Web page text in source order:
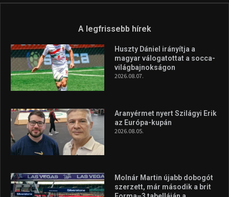
A legfrissebb hírek
Huszty Dániel irányítja a
magyar válogatottat a socca-
világbajnokságon
2026.08.07.
Aranyérmet nyert Szilágyi Erik
az Európa-kupán
2026.08.05.
Molnár Martin újabb dobogót
szerzett, már második a brit